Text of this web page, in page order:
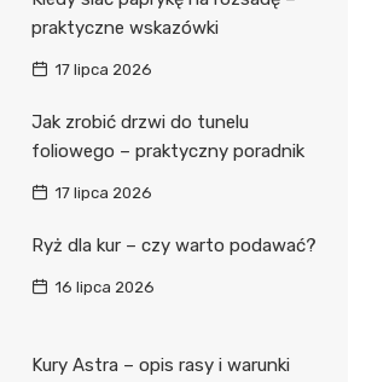
praktyczne wskazówki
17 lipca 2026
Jak zrobić drzwi do tunelu
foliowego – praktyczny poradnik
17 lipca 2026
Ryż dla kur – czy warto podawać?
16 lipca 2026
Kury Astra – opis rasy i warunki